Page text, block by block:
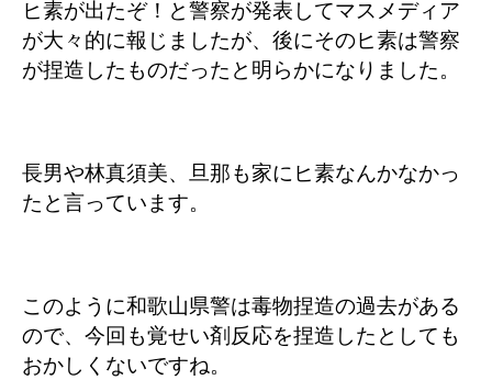
ヒ素が出たぞ！と警察が発表してマスメディア
が大々的に報じましたが、後にそのヒ素は警察
が捏造したものだったと明らかになりました。
長男や林真須美、旦那も家にヒ素なんかなかっ
たと言っています。
このように和歌山県警は毒物捏造の過去がある
ので、今回も覚せい剤反応を捏造したとしても
おかしくないですね。